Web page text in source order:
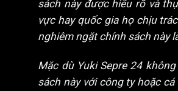
sách này được hiểu rõ và
vực hay quốc gia họ chịu
nghiêm ngặt chính sách này
Mặc dù Yuki Sepre 24
sách này với công ty hoặc